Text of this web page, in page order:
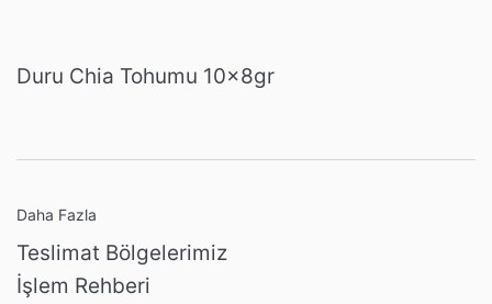
Duru Chia Tohumu 10x8gr
Daha Fazla
Teslimat Bölgelerimiz
İşlem Rehberi